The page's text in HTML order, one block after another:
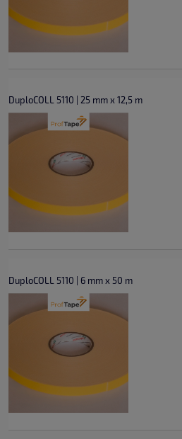
DuploCOLL 5110 | 25 mm x 12,5 m
DuploCOLL 5110 | 6 mm x 50 m